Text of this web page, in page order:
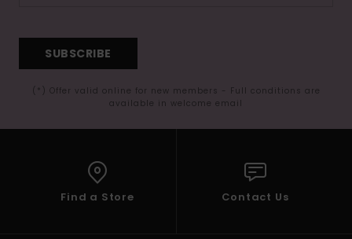
SUBSCRIBE
(*) Offer valid online for new members - Full conditions are
available in welcome email
Find a Store Contact Us